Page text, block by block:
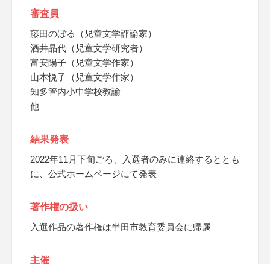
審査員
藤田のぼる（児童文学評論家）
酒井晶代（児童文学研究者）
富安陽子（児童文学作家）
山本悦子（児童文学作家）
知多管内小中学校教諭
他
結果発表
2022年11月下旬ごろ、入選者のみに連絡するととも
に、公式ホームページにて発表
著作権の扱い
入選作品の著作権は半田市教育委員会に帰属
主催